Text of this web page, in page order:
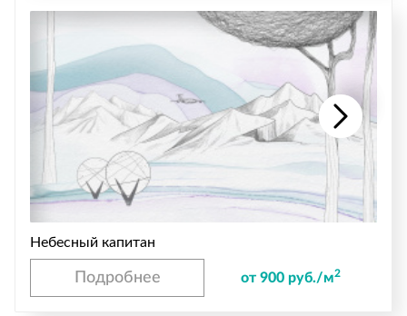
Небесный капитан
Подробнее от 900 руб./м2